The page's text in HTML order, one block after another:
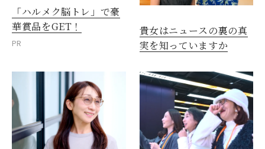
「ハルメク脳トレ」で豪
華賞品をGET！
PR
貴女はニュースの裏の真
実を知っていますか